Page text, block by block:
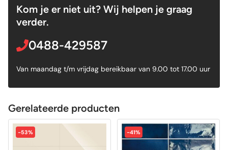
Kom je er niet uit? Wij helpen je graag
verder.
0488-429587
Van maandag t/m vrijdag bereikbaar van 9.00 tot 17.00 uur
Gerelateerde producten
-53% -41%